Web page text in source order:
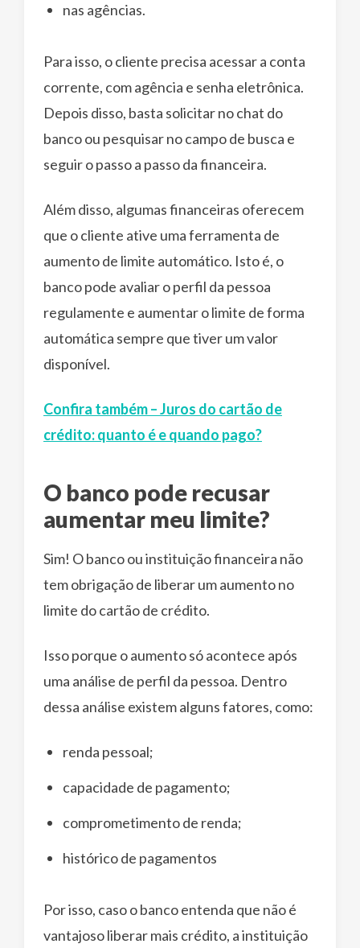
nas agências.
Para isso, o cliente precisa acessar a conta
corrente, com agência e senha eletrônica.
Depois disso, basta solicitar no chat do
banco ou pesquisar no campo de busca e
seguir o passo a passo da financeira.
Além disso, algumas financeiras oferecem
que o cliente ative uma ferramenta de
aumento de limite automático. Isto é, o
banco pode avaliar o perfil da pessoa
regulamente e aumentar o limite de forma
automática sempre que tiver um valor
disponível.
Confira também – Juros do cartão de
crédito: quanto é e quando pago?
O banco pode recusar
aumentar meu limite?
Sim! O banco ou instituição financeira não
tem obrigação de liberar um aumento no
limite do cartão de crédito.
Isso porque o aumento só acontece após
uma análise de perfil da pessoa. Dentro
dessa análise existem alguns fatores, como:
renda pessoal;
capacidade de pagamento;
comprometimento de renda;
histórico de pagamentos
Por isso, caso o banco entenda que não é
vantajoso liberar mais crédito, a instituição